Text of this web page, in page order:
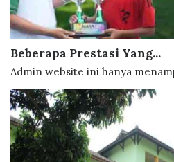
Beberapa Prestasi Yang...
Admin website ini hanya